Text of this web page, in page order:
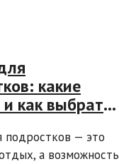
какие
как выбрать
подростков — это
а возможность